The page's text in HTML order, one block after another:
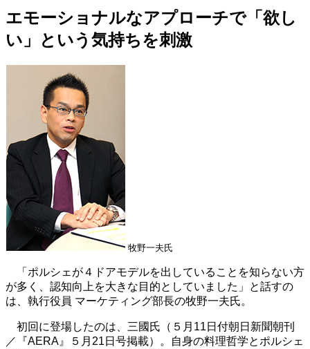
エモーショナルなアプローチで「欲し
い」という気持ちを刺激
牧野一夫氏
「ポルシェが４ドアモデルを出していることを知らない方
が多く、認知向上を大きな目的としていました」と話すの
は、執行役員 マーケティング部長の牧野一夫氏。
初回に登場したのは、三國氏（５月11日付朝日新聞朝刊
／『AERA』５月21日号掲載）。自身の料理哲学とポルシェ